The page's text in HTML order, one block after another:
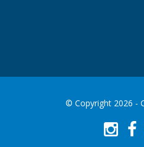
© Copyright 2026 -